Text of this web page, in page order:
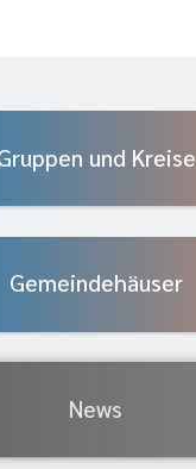
und Kreise
Gemeindehäuser
News